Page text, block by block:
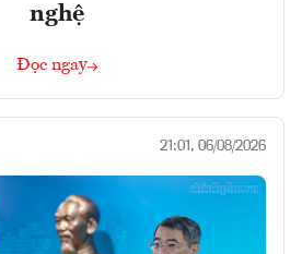
nghệ
Đọc ngay
21:01, 06/08/2026